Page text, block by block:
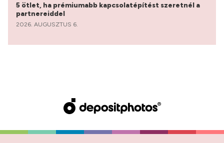
5 ötlet, ha prémiumabb kapcsolatépítést szeretnél a
partnereiddel
2026. AUGUSZTUS 6.